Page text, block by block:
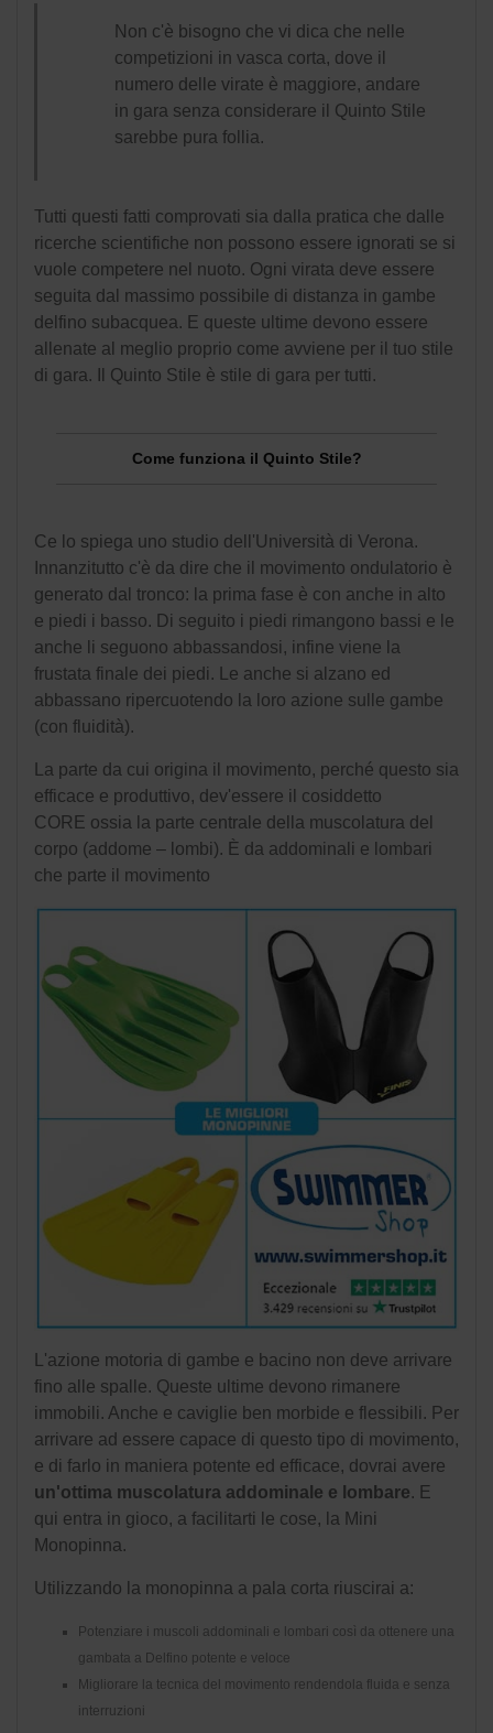
Non c'è bisogno che vi dica che nelle
competizioni in vasca corta, dove il
numero delle virate è maggiore, andare
in gara senza considerare il Quinto Stile
sarebbe pura follia.
Tutti questi fatti comprovati sia dalla pratica che dalle
ricerche scientifiche non possono essere ignorati se si
vuole competere nel nuoto. Ogni virata deve essere
seguita dal massimo possibile di distanza in gambe
delfino subacquea. E queste ultime devono essere
allenate al meglio proprio come avviene per il tuo stile
di gara. Il Quinto Stile è stile di gara per tutti.
Come funziona il Quinto Stile?
Ce lo spiega uno studio dell'Università di Verona.
Innanzitutto c'è da dire che il movimento ondulatorio è
generato dal tronco: la prima fase è con anche in alto
e piedi i basso. Di seguito i piedi rimangono bassi e le
anche li seguono abbassandosi, infine viene la
frustata finale dei piedi.
Le anche si alzano ed
abbassano ripercuotendo la loro azione sulle gambe
(con fluidità).
La parte da cui origina il movimento, perché questo sia
efficace e produttivo, dev'essere il cosiddetto
CORE ossia la parte centrale della muscolatura del
corpo (addome – lombi). È da addominali e lombari
che parte il movimento
L'azione motoria di gambe e bacino non deve arrivare
fino alle spalle. Queste ultime devono rimanere
immobili. Anche e caviglie ben morbide e flessibili. Per
arrivare ad essere capace di questo tipo di movimento,
e di farlo in maniera potente ed efficace, dovrai avere
un'ottima muscolatura addominale e lombare. E
qui entra in gioco, a facilitarti le cose, la Mini
Monopinna.
Utilizzando la monopinna a pala corta riuscirai a:
Potenziare i muscoli addominali e lombari così da ottenere una
gambata a Delfino potente e veloce
Migliorare la tecnica del movimento rendendola fluida e senza
interruzioni